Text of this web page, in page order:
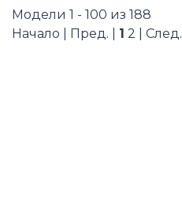
Модели 1 - 100 из 188
Начало | Пред. | 1 2 След.